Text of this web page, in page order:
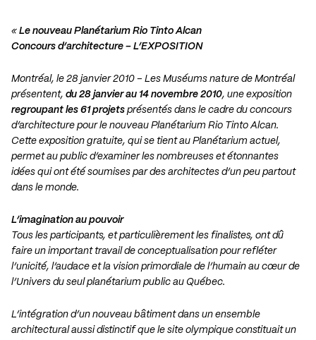
« Le nouveau Planétarium Rio Tinto Alcan
Concours d’architecture – L’EXPOSITION
Montréal, le 28 janvier 2010 – Les Muséums nature de Montréal
présentent, du 28 janvier au 14 novembre 2010, une exposition
regroupant les 61 projets présentés dans le cadre du concours
d’architecture pour le nouveau Planétarium Rio Tinto Alcan.
Cette exposition gratuite, qui se tient au Planétarium actuel,
permet au public d’examiner les nombreuses et étonnantes
idées qui ont été soumises par des architectes d’un peu partout
dans le monde.
L’imagination au pouvoir
Tous les participants, et particulièrement les finalistes, ont dû
faire un important travail de conceptualisation pour refléter
l’unicité, l’audace et la vision primordiale de l’humain au cœur de
l’Univers du seul planétarium public au Québec.
L’intégration d’un nouveau bâtiment dans un ensemble
architectural aussi distinctif que le site olympique constituait un